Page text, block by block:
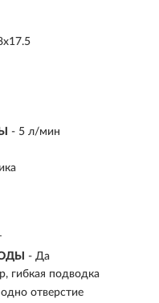
- 5 л/мин
- Да
гибкая подводка
отверстие